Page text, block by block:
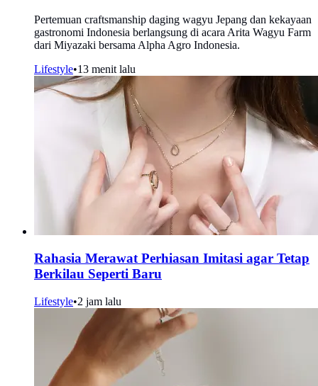
Pertemuan craftsmanship daging wagyu Jepang dan kekayaan
gastronomi Indonesia berlangsung di acara Arita Wagyu Farm
dari Miyazaki bersama Alpha Agro Indonesia.
Lifestyle•13 menit lalu
Rahasia Merawat Perhiasan Imitasi agar Tetap
Berkilau Seperti Baru
Lifestyle•2 jam lalu